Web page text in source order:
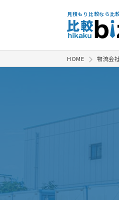
見積もり比較なら比
HOME 物流会